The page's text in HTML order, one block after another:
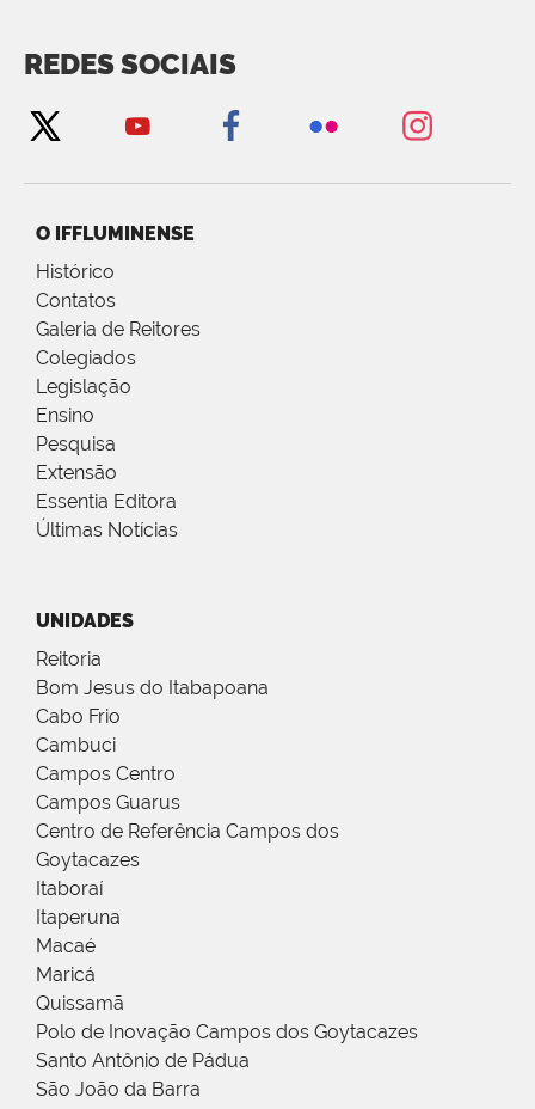
REDES SOCIAIS
O IFFLUMINENSE
Histórico
Contatos
Galeria de Reitores
Colegiados
Legislação
Ensino
Pesquisa
Extensão
Essentia Editora
Últimas Notícias
UNIDADES
Reitoria
Bom Jesus do Itabapoana
Cabo Frio
Cambuci
Campos Centro
Campos Guarus
Centro de Referência Campos dos
Goytacazes
Itaboraí
Itaperuna
Macaé
Maricá
Quissamã
Polo de Inovação Campos dos Goytacazes
Santo Antônio de Pádua
São João da Barra